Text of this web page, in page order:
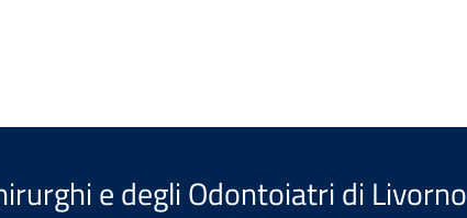
e degli Odontoiatri di Livorno